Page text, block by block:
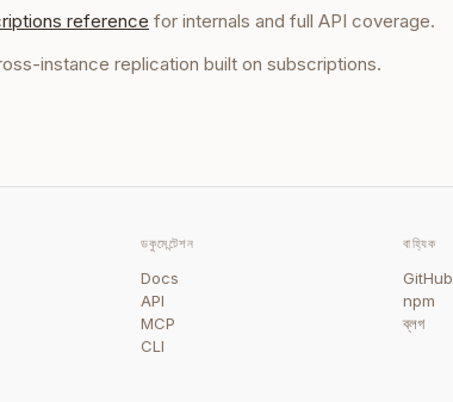
reference for internals and full API coverage.
instance replication built on subscriptions.
ডকুমেন্টেশন
Docs
API
MCP
CLI
বাহ্যিক
GitHub
npm
ব্লগ